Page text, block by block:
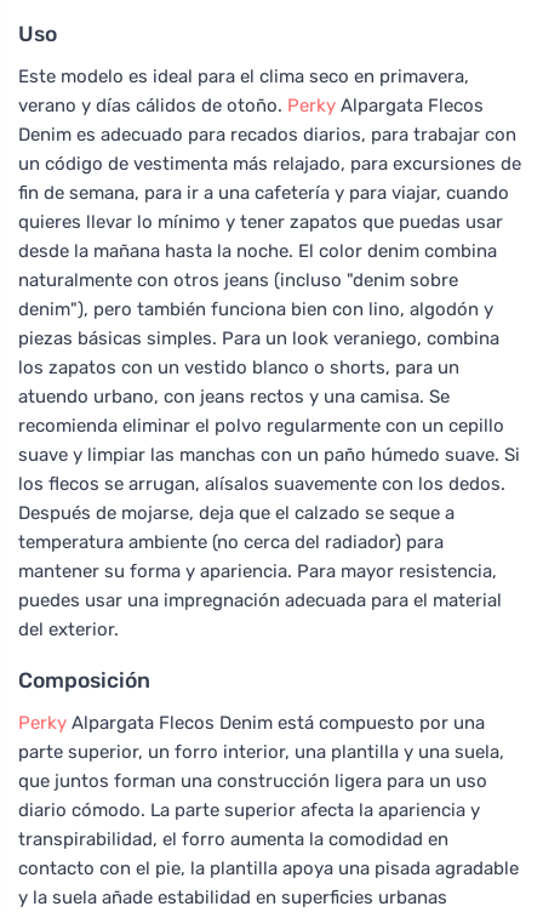
Uso
Este modelo es ideal para el clima seco en primavera,
verano y días cálidos de otoño. Perky Alpargata Flecos
Denim es adecuado para recados diarios, para trabajar con
un código de vestimenta más relajado, para excursiones de
fin de semana, para ir a una cafetería y para viajar, cuando
quieres llevar lo mínimo y tener zapatos que puedas usar
desde la mañana hasta la noche. El color denim combina
naturalmente con otros jeans (incluso "denim sobre
denim"), pero también funciona bien con lino, algodón y
piezas básicas simples. Para un look veraniego, combina
los zapatos con un vestido blanco o shorts, para un
atuendo urbano, con jeans rectos y una camisa. Se
recomienda eliminar el polvo regularmente con un cepillo
suave y limpiar las manchas con un paño húmedo suave. Si
los flecos se arrugan, alísalos suavemente con los dedos.
Después de mojarse, deja que el calzado se seque a
temperatura ambiente (no cerca del radiador) para
mantener su forma y apariencia. Para mayor resistencia,
puedes usar una impregnación adecuada para el material
del exterior.
Composición
Perky Alpargata Flecos Denim está compuesto por una
parte superior, un forro interior, una plantilla y una suela,
que juntos forman una construcción ligera para un uso
diario cómodo. La parte superior afecta la apariencia y
transpirabilidad, el forro aumenta la comodidad en
contacto con el pie, la plantilla apoya una pisada agradable
y la suela añade estabilidad en superficies urbanas